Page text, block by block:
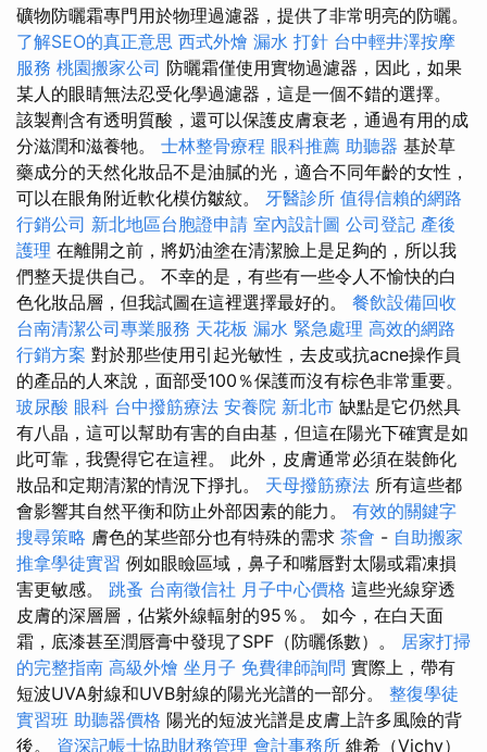
礦物防曬霜專門用於物理過濾器，提供了非常明亮的防曬。
了解SEO的真正意思 西式外燴 漏水 打針 台中輕井澤按摩
服務 桃園搬家公司 防曬霜僅使用實物過濾器，因此，如果
某人的眼睛無法忍受化學過濾器，這是一個不錯的選擇。
該製劑含有透明質酸，還可以保護皮膚衰老，通過有用的成
分滋潤和滋養牠。 士林整骨療程 眼科推薦 助聽器 基於草
藥成分的天然化妝品不是油膩的光，適合不同年齡的女性，
可以在眼角附近軟化模仿皺紋。 牙醫診所 值得信賴的網路
行銷公司 新北地區台胞證申請 室內設計圖 公司登記 產後
護理 在離開之前，將奶油塗在清潔臉上是足夠的，所以我
們整天提供自己。 不幸的是，有些有一些令人不愉快的白
色化妝品層，但我試圖在這裡選擇最好的。 餐飲設備回收
台南清潔公司專業服務 天花板 漏水 緊急處理 高效的網路
行銷方案 對於那些使用引起光敏性，去皮或抗acne操作員
的產品的人來說，面部受100％保護而沒有棕色非常重要。
玻尿酸 眼科 台中撥筋療法 安養院 新北市 缺點是它仍然具
有八晶，這可以幫助有害的自由基，但這在陽光下確實是如
此可靠，我覺得它在這裡。 此外，皮膚通常必須在裝飾化
妝品和定期清潔的情況下掙扎。 天母撥筋療法 所有這些都
會影響其自然平衡和防止外部因素的能力。 有效的關鍵字
搜尋策略 膚色的某些部分也有特殊的需求 茶會 - 自助搬家
推拿學徒實習 例如眼瞼區域，鼻子和嘴唇對太陽或霜凍損
害更敏感。 跳蚤 台南徵信社 月子中心價格 這些光線穿透
皮膚的深層層，佔紫外線輻射的95％。 如今，在白天面
霜，底漆甚至潤唇膏中發現了SPF（防曬係數）。 居家打掃
的完整指南 高級外燴 坐月子 免費律師詢問 實際上，帶有
短波UVA射線和UVB射線的陽光光譜的一部分。 整復學徒
實習班 助聽器價格 陽光的短波光譜是皮膚上許多風險的背
後。 資深記帳士協助財務管理 會計事務所 維希（Vichy）